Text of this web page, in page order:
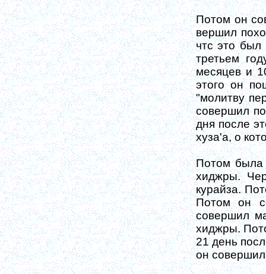
Потом он
вершил
чтс это
третьем
месяцев и
этого он
"молитву
совершил
дня после
хуза'а, о
Потом была
хидж­ры.
курайза.
Потом он
совершил
хиджры.
21 день
он